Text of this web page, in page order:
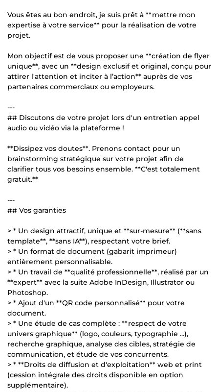
Vous êtes au bon endroit, je suis prêt à **mettre mon
expertise à votre service** pour la réalisation de votre
projet.
Mon objectif est de vous proposer une **création de flyer
unique**, avec un **design exclusif et original, conçu pour
attirer l'attention et inciter à l’action** auprès de vos
partenaires commerciaux ou employeurs.
---
## Discutons de votre projet lors d'un entretien appel
audio ou vidéo via la plateforme !
**Dissipez vos doutes**. Prenons contact pour un
brainstorming stratégique sur votre projet afin de
clarifier tous vos besoins ensemble. **C'est totalement
gratuit.**
---
## Vos garanties
> * Un design attractif, unique et **sur-mesure** (**sans
template**, **sans IA**), respectant votre brief.
> * Un format de document (gabarit imprimeur)
entièrement personnalisable.
> * Un travail de **qualité professionnelle**, réalisé par un
**expert** avec la suite Adobe InDesign, Illustrator ou
Photoshop.
> * Ajout d'un **QR code personnalisé** pour votre
document.
> * Une étude de cas complète : **respect de votre
univers graphique** (logo, couleurs, typographie ...),
recherche graphique, analyse des cibles, stratégie de
communication, et étude de vos concurrents.
> * **Droits de diffusion et d'exploitation** web et print
(cession intégrale des droits disponible en option
supplémentaire).